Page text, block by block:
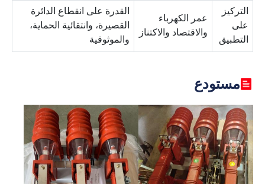
التركيز
على
التطبيق
عمر الكهرباء
والاقتصاد والاكتناز
القدرة على انقطاع الدائرة
القصيرة، وانتقائية الحماية،
والموثوقية
مستودع